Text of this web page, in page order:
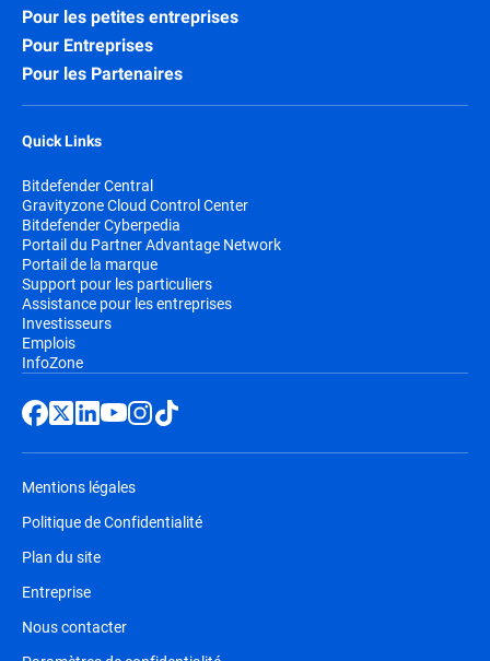
Pour les petites entreprises
Pour Entreprises
Pour les Partenaires
Quick Links
Bitdefender Central
Gravityzone Cloud Control Center
Bitdefender Cyberpedia
Portail du Partner Advantage Network
Portail de la marque
Support pour les particuliers
Assistance pour les entreprises
Investisseurs
Emplois
InfoZone
Mentions légales
Politique de Confidentialité
Plan du site
Entreprise
Nous contacter